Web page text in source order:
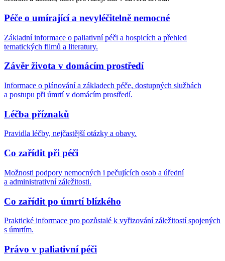
Péče o umírající a nevyléčitelně nemocné
Základní informace o paliativní péči a hospicích a přehled
tematických filmů a literatury.
Závěr života v domácím prostředí
Informace o plánování a základech péče, dostupných službách
a postupu při úmrtí v domácím prostředí.
Léčba příznaků
Pravidla léčby, nejčastější otázky a obavy.
Co zařídit při péči
Možnosti podpory nemocných i pečujících osob a úřední
a administrativní záležitosti.
Co zařídit po úmrtí blízkého
Praktické informace pro pozůstalé k vyřizování záležitostí spojených
s úmrtím.
Právo v paliativní péči